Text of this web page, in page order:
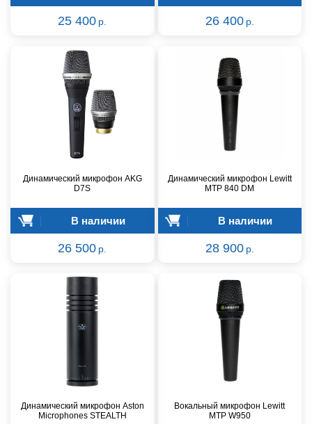
25 400 р. 26 400 р.
Динамический микрофон AKG
D7S
В наличии
26 500 р.
Динамический микрофон Lewitt
MTP 840 DM
В наличии
28 900 р.
Динамический микрофон Aston
Microphones STEALTH
Вокальный микрофон Lewitt
MTP W950